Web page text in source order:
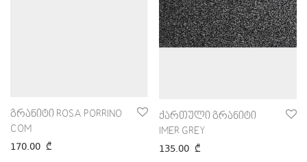
გრანიტი ROSA PORRINO
COM
170.00 ₾
ქართული გრანიტი
IMER GREY
135.00 ₾